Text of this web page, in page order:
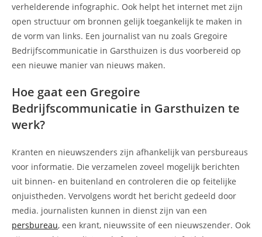
verhelderende infographic. Ook helpt het internet met zijn
open structuur om bronnen gelijk toegankelijk te maken in
de vorm van links. Een journalist van nu zoals Gregoire
Bedrijfscommunicatie in Garsthuizen is dus voorbereid op
een nieuwe manier van nieuws maken.
Hoe gaat een Gregoire
Bedrijfscommunicatie in Garsthuizen te
werk?
Kranten en nieuwszenders zijn afhankelijk van persbureaus
voor informatie. Die verzamelen zoveel mogelijk berichten
uit binnen- en buitenland en controleren die op feitelijke
onjuistheden. Vervolgens wordt het bericht gedeeld door
media. journalisten kunnen in dienst zijn van een
persbureau, een krant, nieuwssite of een nieuwszender. Ook